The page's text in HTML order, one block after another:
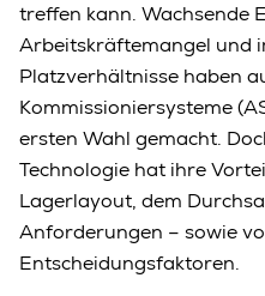
treffen kann. Wachsende
Arbeitskräftemangel und
Platzverhältnisse haben
Kommissioniersysteme
ersten Wahl gemacht.
Technologie hat ihre
Lagerlayout, dem
Anforderungen – sowie
Entscheidungsfaktoren.